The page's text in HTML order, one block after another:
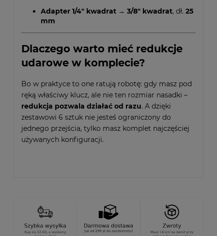
Adapter 1/4" kwadrat → 3/8" kwadrat, dł. 25
mm
Dlaczego warto mieć redukcje
udarowe w komplecie?
Bo w praktyce to one ratują robotę: gdy masz pod
ręką właściwy klucz, ale nie ten rozmiar nasadki –
redukcja pozwala działać od razu. A dzięki
zestawowi 6 sztuk nie jesteś ograniczony do
jednego przejścia, tylko masz komplet najczęściej
używanych konfiguracji.